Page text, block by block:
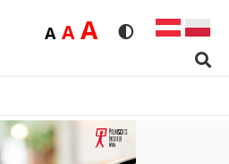
Rozmiar
ADomyślna
AŚrednia
ADużaWersja